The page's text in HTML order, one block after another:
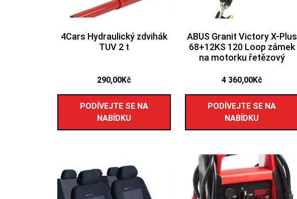
4Cars Hydraulický zdvihák
TUV 2 t
290,00Kč
PODÍVEJTE SE NA
NABÍDKU
ABUS Granit Victory X-Plus
68+12KS 120 Loop zámek
na motorku řetězový
4 360,00Kč
PODÍVEJTE SE NA
NABÍDKU